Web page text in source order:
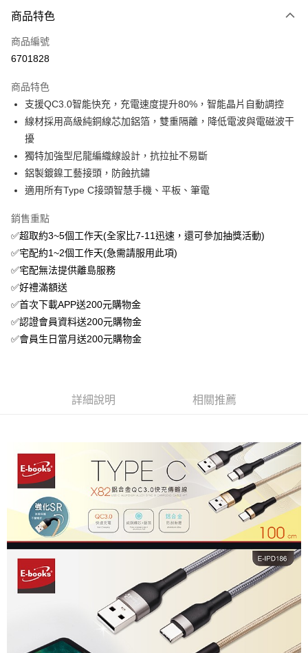
Apple Pay
街口支付
ATM付款
運送方式
付款後全家取貨
免運費
付款後萊爾富取貨
免運費
付款後7-11取貨
免運費
宅配
免運費
商品特色
商品編號
6701828
商品特色
支援QC3.0智能快充，充電速度提升80%，智能晶片自動調控
線材採用高級純銅線芯加鋁箔，雙重隔離，降低電波與電磁波干
擾
獨特加強型尼龍編織線設計，抗拉扯不易斷
鋁製鍍鎳工藝接頭，防蝕抗鏽
適用所有Type C接頭智慧手機、平板、筆電
銷售重點
✅超取約3~5個工作天(全家比7-11迅速，還可參加抽獎活動)
✅宅配約1~2個工作天(急需請服用此項)
✅宅配無法提供離島服務
✅好禮滿額送
✅首次下載APP送200元購物金
✅認證會員資料送200元購物金
✅會員生日當月送200元購物金
詳細說明 相關推薦